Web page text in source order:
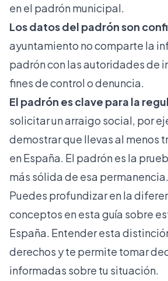
en el padrón municipal.
Los datos del padrón son
ayuntamiento no comparte la
padrón con las autoridades de
fines de control o denuncia.
El padrón es clave para la
solicitar un arraigo social, por
demostrar que llevas al menos
en España. El padrón es la
más sólida de esa permanencia.
Puedes profundizar en la
conceptos en estaguía sobre
España. Entender esta
derechos y te permite tomar
informadas sobre tu situación.